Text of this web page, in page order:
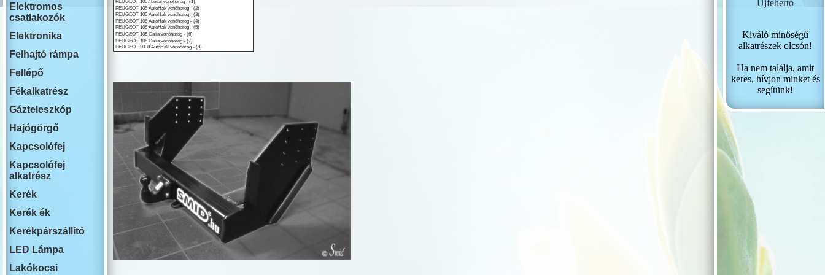
KIA
LEAPMOTOR
LEXUS
MAHINDRA
MAZDA
MERCEDES
MINI COOPER
MITSUBISHI
NISSAN
OMODA
OPEL
PEUGEOT
PLYMOUTH
Elektromos
csatlakozók
Elektronika
Felhajtó rámpa
Fellépő
Fékalkatrész
Gázteleszkóp
Hajógörgő
Kapcsolófej
Kapcsolófej
alkatrész
Kerék
Kerék ék
Kerékpárszállító
LED Lámpa
Lakókocsi
Újfehértó
Kiváló minőségű
alkatrészek olcsón!
Ha nem találja, amit
keres, hívjon minket és
segítünk!